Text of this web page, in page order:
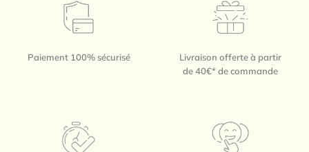
Paiement 100% sécurisé
Livraison offerte à partir
de 40€* de commande